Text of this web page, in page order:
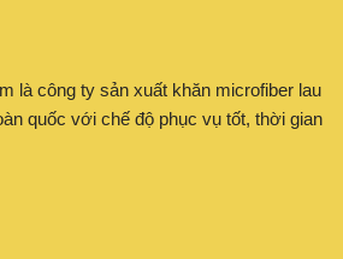
là công ty sản xuất khăn microfiber lau
quốc với chế độ phục vụ tốt, thời gian